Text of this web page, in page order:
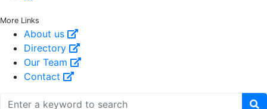
More Links
About us
Directory
Our Team
Contact